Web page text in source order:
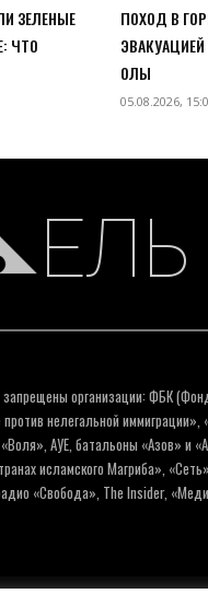
ЗЕЛЕНЫЕ
ЧТО
ПОХОД В
ОЛЫ
05.08.2026,
ЕЛЬ
организации: ФБК
нелегальной
АУЕ, батальоны «Азов»
исламского Магриба»,
«Свобода», The Insider,